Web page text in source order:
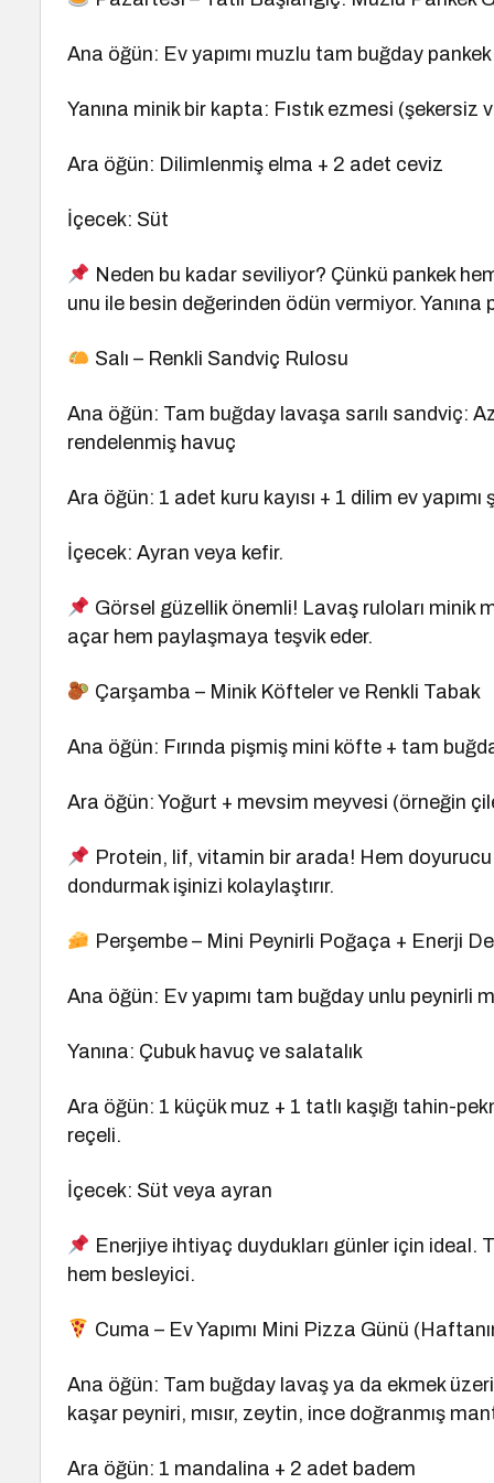
Ana öğün: Ev yapımı muzlu tam buğday
Yanına minik bir kapta: Fıstık ezmesi (şekersiz
Ara öğün: Dilimlenmiş elma + 2 adet ceviz
İçecek: Süt
Neden bu kadar seviliyor? Çünkü pankek
unu ile besin değerinden ödün vermiyor.
Salı – Renkli Sandviç Rulosu
Ana öğün: Tam buğday lavaşa sarılı sandviç:
rendelenmiş havuç
Ara öğün: 1 adet kuru kayısı + 1 dilim ev
İçecek: Ayran veya kefir.
Görsel güzellik önemli! Lavaş ruloları minik
açar hem paylaşmaya teşvik eder.
Çarşamba – Minik Köfteler ve Renkli Tabak
Ana öğün: Fırında pişmiş mini köfte + tam
Ara öğün: Yoğurt + mevsim meyvesi (örneğin
Protein, lif, vitamin bir arada! Hem
dondurmak işinizi kolaylaştırır.
Perşembe – Mini Peynirli Poğaça + Enerji
Ana öğün: Ev yapımı tam buğday unlu peynirli
Yanına: Çubuk havuç ve salatalık
Ara öğün: 1 küçük muz + 1 tatlı kaşığı tahin-
reçeli.
İçecek: Süt veya ayran
Enerjiye ihtiyaç duydukları günler için
hem besleyici.
Cuma – Ev Yapımı Mini Pizza Günü (Haftanın
Ana öğün: Tam buğday lavaş ya da ekmek
kaşar peyniri, mısır, zeytin, ince doğranmış
Ara öğün: 1 mandalina + 2 adet badem